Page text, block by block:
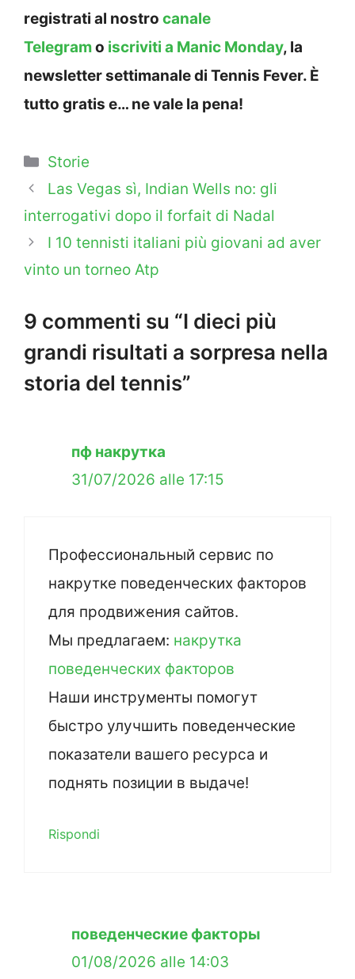
registrati al nostro canale
Telegramo iscriviti a Manic Monday, la
newsletter settimanale di Tennis Fever. È
tutto gratis e… ne vale la pena!
Categorie
Storie
Las Vegas sì, Indian Wells no: gli
interrogativi dopo il forfait di Nadal
I 10 tennisti italiani più giovani ad aver
vinto un torneo Atp
9 commenti su “I dieci più
grandi risultati a sorpresa nella
storia del tennis”
пф накрутка
31/07/2026 alle 17:15
Профессиональный сервис по
накрутке поведенческих факторов
для продвижения сайтов.
Мы предлагаем: накрутка
поведенческих факторов
Наши инструменты помогут
быстро улучшить поведенческие
показатели вашего ресурса и
поднять позиции в выдаче!
Rispondi
поведенческие факторы
01/08/2026 alle 14:03